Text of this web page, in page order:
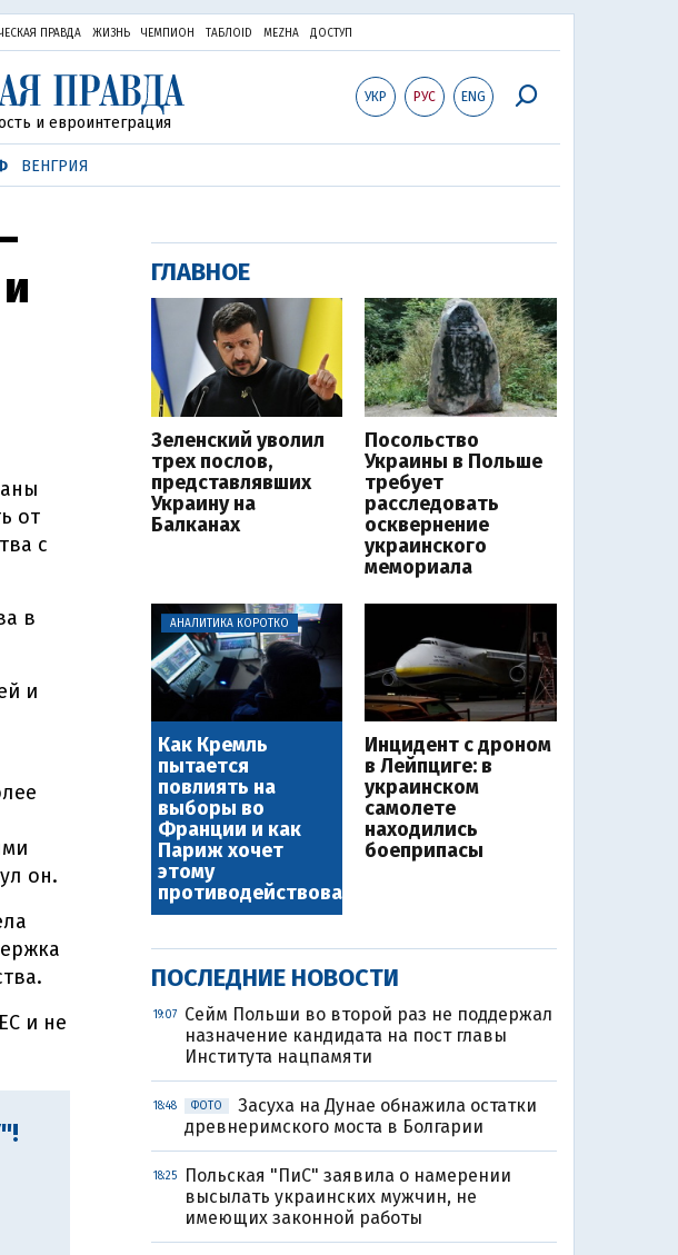
ПРАВДА ЖИЗНЬ ЧЕМПИОН ТАБЛОID MEZHA ДОСТУП
УКР РУС ENG
и евроинтеграция
ВЕНГРИЯ
от
с
в
и
он.
и не
ГЛАВНОЕ
Зеленский уволил
трех послов,
представлявших
Украину на
Балканах
Посольство
Украины в Польше
требует
расследовать
осквернение
украинского
мемориала
АНАЛИТИКА КОРОТКО
Как Кремль
пытается
повлиять на
выборы во
Франции и как
Париж хочет
этому
противодействовать
Инцидент с дроном
в Лейпциге: в
украинском
самолете
находились
боеприпасы
ПОСЛЕДНИЕ НОВОСТИ
19:07
Сейм Польши во второй раз не поддержал
назначение кандидата на пост главы
Института нацпамяти
18:48 ФОТО
Засуха на Дунае обнажила остатки
древнеримского моста в Болгарии
18:25
Польская "ПиС" заявила о намерении
высылать украинских мужчин, не
имеющих законной работы